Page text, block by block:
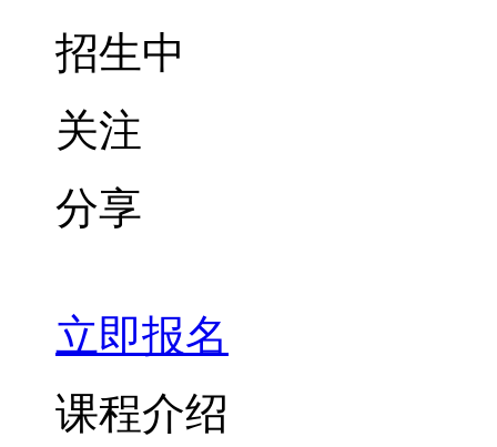
招生中
关注
分享
立即报名
课程介绍